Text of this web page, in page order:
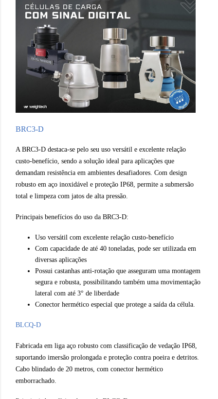
BRC3-D
A BRC3-D destaca-se pelo seu uso versátil e excelente relação
custo-benefício, sendo a solução ideal para aplicações que
demandam resistência em ambientes desafiadores. Com design
robusto em aço inoxidável e proteção IP68, permite a submersão
total e limpeza com jatos de alta pressão.
Principais benefícios do uso da BRC3-D:
Uso versátil com excelente relação custo-benefício
Com capacidade de até 40 toneladas, pode ser utilizada em
diversas aplicações
Possui castanhas anti-rotação que asseguram uma montagem
segura e robusta, possibilitando também uma movimentação
lateral com até 3° de liberdade
Conector hermético especial que protege a saída da célula.
BLCQ-D
Fabricada em liga aço robusto com classificação de vedação IP68,
suportando imersão prolongada e proteção contra poeira e detritos.
Cabo blindado de 20 metros, com conector hermético
emborrachado.